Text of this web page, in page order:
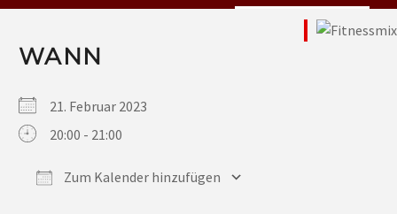
WANN
21. Februar 2023
20:00 - 21:00
Zum Kalender hinzufügen